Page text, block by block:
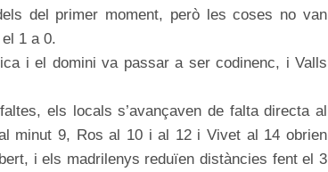
del primer moment, però les coses no van
1 a 0.
i el domini va passar a ser codinenc, i Valls
els locals s’avançaven de falta directa al
minut 9, Ros al 10 i al 12 i Vivet al 14 obrien
i els madrilenys reduïen distàncies fent el 3